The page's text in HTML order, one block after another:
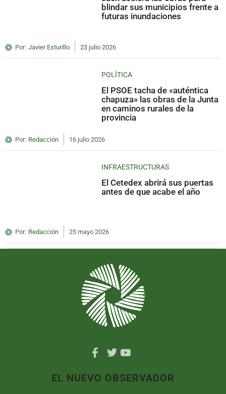
blindar sus municipios frente a
futuras inundaciones
Por: Javier Esturillo 23 julio 2026
POLÍTICA
El PSOE tacha de «auténtica
chapuza» las obras de la Junta
en caminos rurales de la
provincia
Por: Redacción 16 julio 2026
INFRAESTRUCTURAS
El Cetedex abrirá sus puertas
antes de que acabe el año
Por: Redacción 25 mayo 2026
EL NUEVO OBSERVADOR